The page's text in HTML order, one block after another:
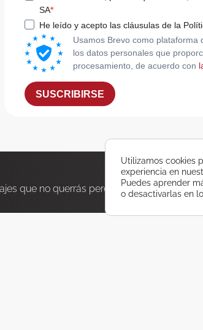
SA
He leído y acepto las cláusulas de la
Usamos Brevo como plataforma
los datos personales que
procesamiento, de acuerdo con
SUSCRIBIRSE
que no querrás perderte
Utilizamos cookies
experiencia en
Puedes aprender
o desactivarlas en